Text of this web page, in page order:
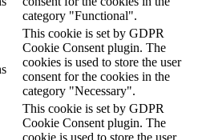
category "Functional".
This cookie is set by GDPR
Cookie Consent plugin. The
cookies is used to store the user
consent for the cookies in the
category "Necessary".
This cookie is set by GDPR
Cookie Consent plugin. The